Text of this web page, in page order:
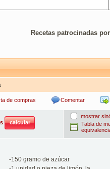
Recetas patrocinadas
de compras Comentar
mostrar
Tabla de
-150 gramo de azúcar